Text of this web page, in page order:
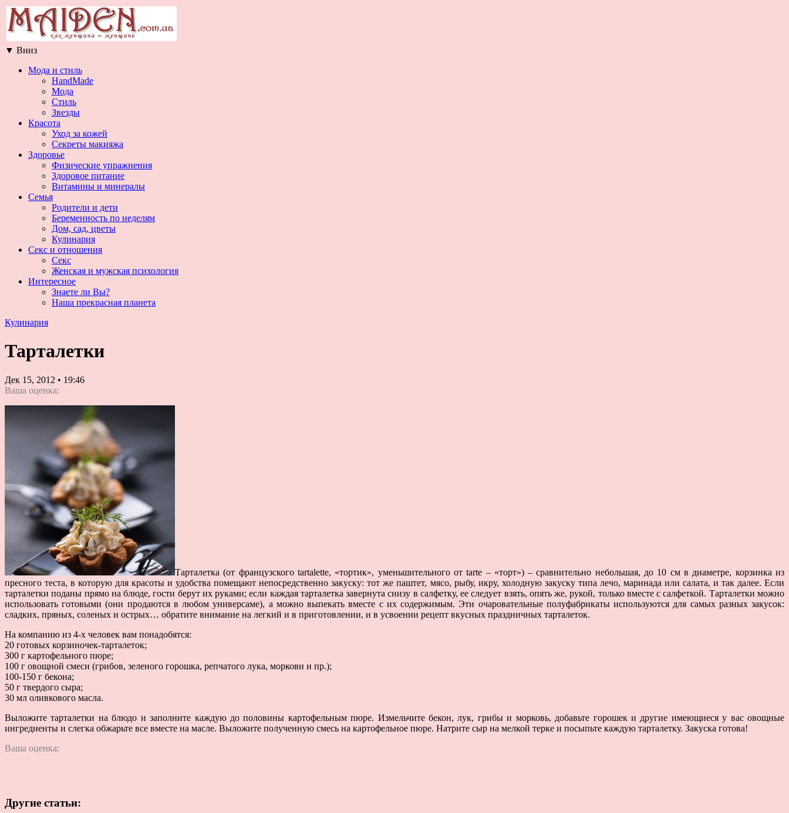
▼ Вниз
Мода и стиль
HandMade
Мода
Стиль
Звезды
Красота
Уход за кожей
Секреты макияжа
Здоровье
Физические упражнения
Здоровое питание
Витамины и минералы
Семья
Родители и дети
Беременность по неделям
Дом, сад, цветы
Кулинария
Секс и отношения
Секс
Женская и мужская психология
Интересное
Знаете ли Вы?
Наша прекрасная планета
Кулинария
Тарталетки
Дек 15, 2012 • 19:46
Ваша оценка:
Тарталетка (от французского tartalette, «тортик», уменьшительного от tarte – «торт») – сравнительно небольшая, до 10 см в диаметре, корзинка из
пресного теста, в которую для красоты и удобства помещают непосредственно закуску: тот же паштет, мясо, рыбу, икру, холодную закуску типа лечо, маринада или салата, и так далее. Если
тарталетки поданы прямо на блюде, гости берут их руками; если каждая тарталетка завернута снизу в салфетку, ее следует взять, опять же, рукой, только вместе с салфеткой. Тарталетки можно
использовать готовыми (они продаются в любом универсаме), а можно выпекать вместе с их содержимым. Эти очаровательные полуфабрикаты используются для самых разных закусок:
сладких, пряных, соленых и острых… обратите внимание на легкий и в приготовлении, и в усвоении рецепт вкусных праздничных тарталеток.
На компанию из 4-х человек вам понадобятся:
20 готовых корзиночек-тарталеток;
300 г картофельного пюре;
100 г овощной смеси (грибов, зеленого горошка, репчатого лука, моркови и пр.);
100-150 г бекона;
50 г твердого сыра;
30 мл оливкового масла.
Выложите тарталетки на блюдо и заполните каждую до половины картофельным пюре. Измельчите бекон, лук, грибы и морковь, добавьте горошек и другие имеющиеся у вас овощные
ингредиенты и слегка обжарьте все вместе на масле. Выложите полученную смесь на картофельное пюре. Натрите сыр на мелкой терке и посыпьте каждую тарталетку. Закуска готова!
Ваша оценка:
Другие статьи: